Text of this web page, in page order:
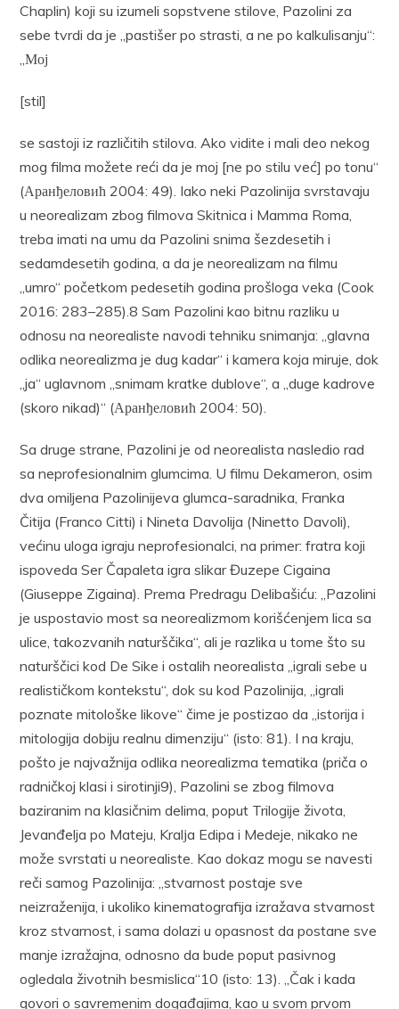
Chaplin) koji su izumeli sopstvene stilove, Pazolini za
sebe tvrdi da je „pastišer po strasti, a ne po kalkulisanju“:
„Мој
[stil]
se sastoji iz različitih stilova. Ako vidite i mali deo nekog
mog filma možete reći da je moj [ne po stilu već] po tonu“
(Аранђеловић 2004: 49). Iako neki Pazolinija svrstavaju
u neorealizam zbog filmova Skitnica i Mamma Roma,
treba imati na umu da Pazolini snima šezdesetih i
sedamdesetih godina, a da je neorealizam na filmu
„umro“ početkom pedesetih godina prošloga veka (Cook
2016: 283–285).8 Sam Pazolini kao bitnu razliku u
odnosu na neorealiste navodi tehniku snimanja: „glavna
odlika neorealizma je dug kadar“ i kamera koja miruje, dok
„ja“ uglavnom „snimam kratke dublove“, a „duge kadrove
(skoro nikad)“ (Аранђеловић 2004: 50).
Sa druge strane, Pazolini je od neorealista nasledio rad
sa neprofesionalnim glumcima. U filmu Dekameron, osim
dva omiljena Pazolinijeva glumca-saradnika, Franka
Čitija (Franco Citti) i Nineta Davolija (Ninetto Davoli),
većinu uloga igraju neprofesionalci, na primer: fratra koji
ispoveda Ser Čapaleta igra slikar Đuzepe Cigaina
(Giuseppe Zigaina). Prema Predragu Delibašiću: „Pazolini
je uspostavio most sa neorealizmom korišćenjem lica sa
ulice, takozvanih naturščika“, ali je razlika u tome što su
naturščici kod De Sike i ostalih neorealista „igrali sebe u
realističkom kontekstu“, dok su kod Pazolinija, „igrali
poznate mitološke likove“ čime je postizao da „istorija i
mitologija dobiju realnu dimenziju“ (isto: 81). I na kraju,
pošto je najvažnija odlika neorealizma tematika (priča o
radničkoj klasi i sirotinji9), Pazolini se zbog filmova
baziranim na klasičnim delima, poput Trilogije života,
Jevanđelja po Mateju, Kralјa Edipa i Medeje, nikako ne
može svrstati u neorealiste. Kao dokaz mogu se navesti
reči samog Pazolinija: „stvarnost postaje sve
neizraženija, i ukoliko kinematografija izražava stvarnost
kroz stvarnost, i sama dolazi u opasnost da postane sve
manje izražajna, odnosno da bude poput pasivnog
ogledala životnih besmislica“10 (isto: 13). „Čak i kada
govori o savremenim događajima, kao u svom prvom